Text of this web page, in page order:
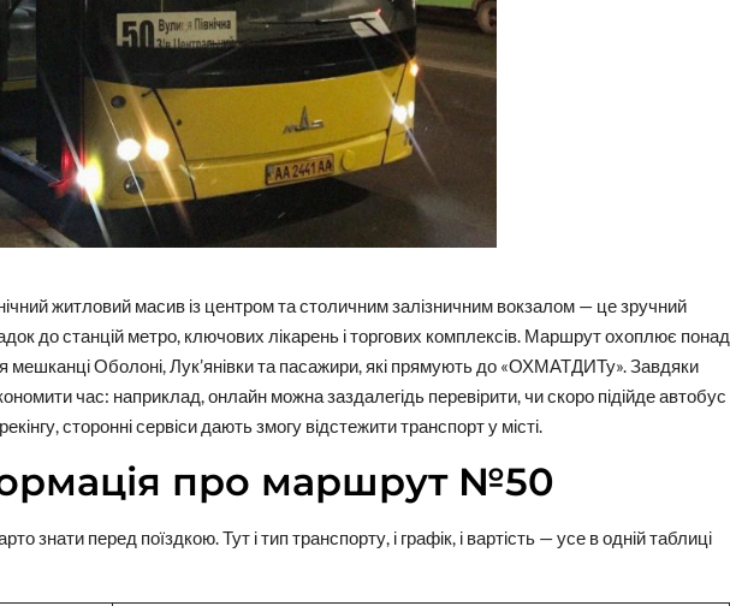
житловий масив із центром та столичним залізничним вокзалом — це зручний
до станцій метро, ключових лікарень і торгових комплексів. Маршрут охоплює понад
мешканці Оболоні, Лук’янівки та пасажири, які прямують до «ОХМАТДИТу». Завдяки
час: наприклад, онлайн можна заздалегідь перевірити, чи скоро підійде автобус
сторонні сервіси дають змогу відстежити транспорт у місті.
про маршрут №50
знати перед поїздкою. Тут і тип транспорту, і графік, і вартість — усе в одній таблиці